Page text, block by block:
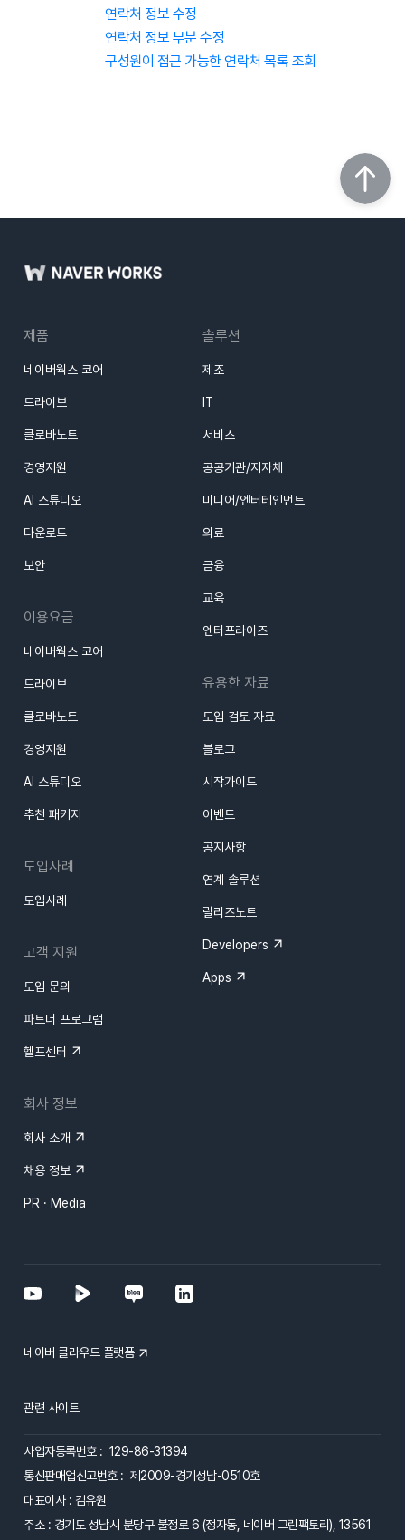
연락처 정보 수정
연락처 정보 부분 수정
구성원이 접근 가능한 연락처 목록 조회
제품
네이버웍스 코어
드라이브
클로바노트
경영지원
AI 스튜디오
다운로드
보안
이용요금
네이버웍스 코어
드라이브
클로바노트
경영지원
AI 스튜디오
추천 패키지
도입사례
도입사례
고객 지원
도입 문의
파트너 프로그램
헬프센터
회사 정보
회사 소개
채용 정보
PR · Media
솔루션
제조
IT
서비스
공공기관/지자체
미디어/엔터테인먼트
의료
금융
교육
엔터프라이즈
유용한 자료
도입 검토 자료
블로그
시작가이드
이벤트
공지사항
연계 솔루션
릴리즈노트
Developers
Apps
사업자등록번호 : 129-86-31394
통신판매업신고번호 : 제2009-경기성남-0510호
대표이사 : 김유원
주소 : 경기도 성남시 분당구 불정로 6 (정자동, 네이버 그린팩토리), 13561
네이버 클라우드 플랫폼
관련 사이트